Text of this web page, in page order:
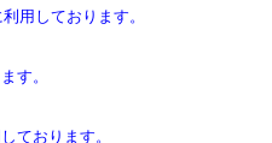
利用しております。
す。
ております。